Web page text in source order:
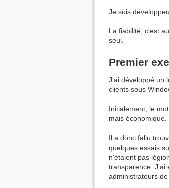
Je suis
La fiabilité, c'est
seul.
Premier
J'ai développé un
clients sous
Initialement, le
mais
Il a donc fallu
quelques essais
n'étaient pas
transparence. J'ai
administrateurs